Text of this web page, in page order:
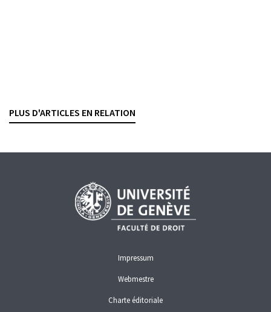
PLUS D'ARTICLES EN RELATION
Impressum
Webmestre
Charte éditoriale